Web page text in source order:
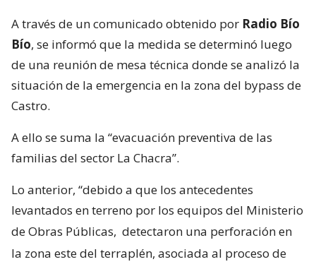
A través de un comunicado obtenido por Radio Bío
Bío, se informó que la medida se determinó luego
de una reunión de mesa técnica donde se analizó la
situación de la emergencia en la zona del bypass de
Castro.
A ello se suma la “evacuación preventiva de las
familias del sector La Chacra”.
Lo anterior, “debido a que los antecedentes
levantados en terreno por los equipos del Ministerio
de Obras Públicas, detectaron una perforación en
la zona este del terraplén, asociada al proceso de